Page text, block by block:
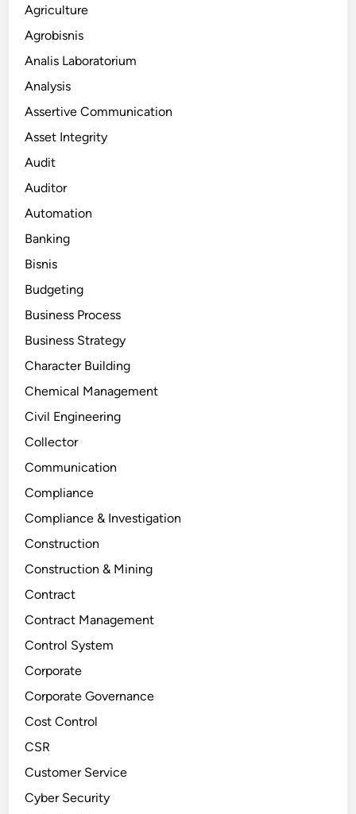
Agriculture
Agrobisnis
Analis Laboratorium
Analysis
Assertive Communication
Asset Integrity
Audit
Auditor
Automation
Banking
Bisnis
Budgeting
Business Process
Business Strategy
Character Building
Chemical Management
Civil Engineering
Collector
Communication
Compliance
Compliance & Investigation
Construction
Construction & Mining
Contract
Contract Management
Control System
Corporate
Corporate Governance
Cost Control
CSR
Customer Service
Cyber Security